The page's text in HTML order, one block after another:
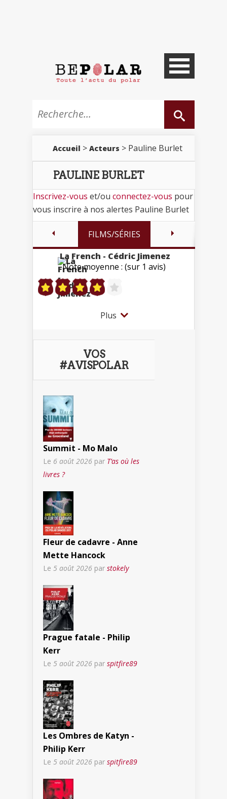
Accueil > Acteurs > Pauline Burlet
PAULINE BURLET
Inscrivez-vous et/ou connectez-vous pour
vous inscrire à nos alertes Pauline Burlet
FILMS/SÉRIES
La French - Cédric Jimenez
Note moyenne : (sur 1 avis)
Plus
VOS
#AVISPOLAR
Summit - Mo Malo
Le 6 août 2026 par T’as où les
livres ?
Fleur de cadavre - Anne
Mette Hancock
Le 5 août 2026 par stokely
Prague fatale - Philip
Kerr
Le 5 août 2026 par spitfire89
Les Ombres de Katyn -
Philip Kerr
Le 5 août 2026 par spitfire89